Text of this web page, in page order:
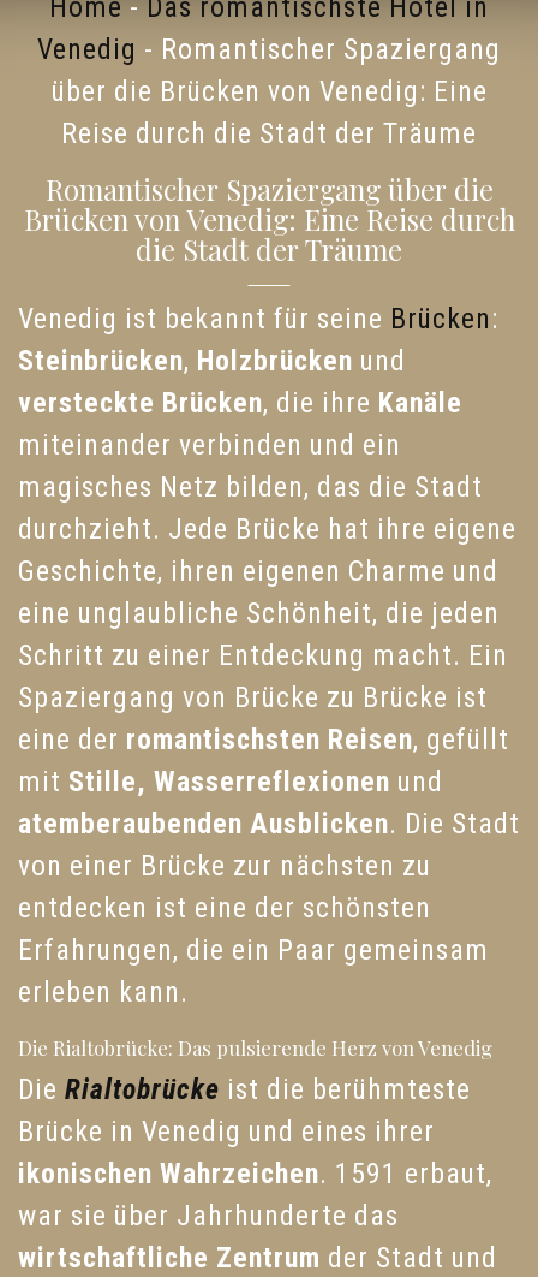
Home - Das romantischste Hotel in
Venedig - Romantischer Spaziergang
über die Brücken von Venedig: Eine
Reise durch die Stadt der Träume
Romantischer Spaziergang über die
Brücken von Venedig: Eine Reise durch
die Stadt der Träume
Venedig ist bekannt für seine Brücken:
Steinbrücken, Holzbrücken und
versteckte Brücken, die ihre Kanäle
miteinander verbinden und ein
magisches Netz bilden, das die Stadt
durchzieht. Jede Brücke hat ihre eigene
Geschichte, ihren eigenen Charme und
eine unglaubliche Schönheit, die jeden
Schritt zu einer Entdeckung macht. Ein
Spaziergang von Brücke zu Brücke ist
eine der romantischsten Reisen, gefüllt
mit Stille, Wasserreflexionen und
atemberaubenden Ausblicken. Die Stadt
von einer Brücke zur nächsten zu
entdecken ist eine der schönsten
Erfahrungen, die ein Paar gemeinsam
erleben kann.
Die Rialtobrücke: Das pulsierende Herz von Venedig
Die Rialtobrücke ist die berühmteste
Brücke in Venedig und eines ihrer
ikonischen Wahrzeichen. 1591 erbaut,
war sie über Jahrhunderte das
wirtschaftliche Zentrum der Stadt und